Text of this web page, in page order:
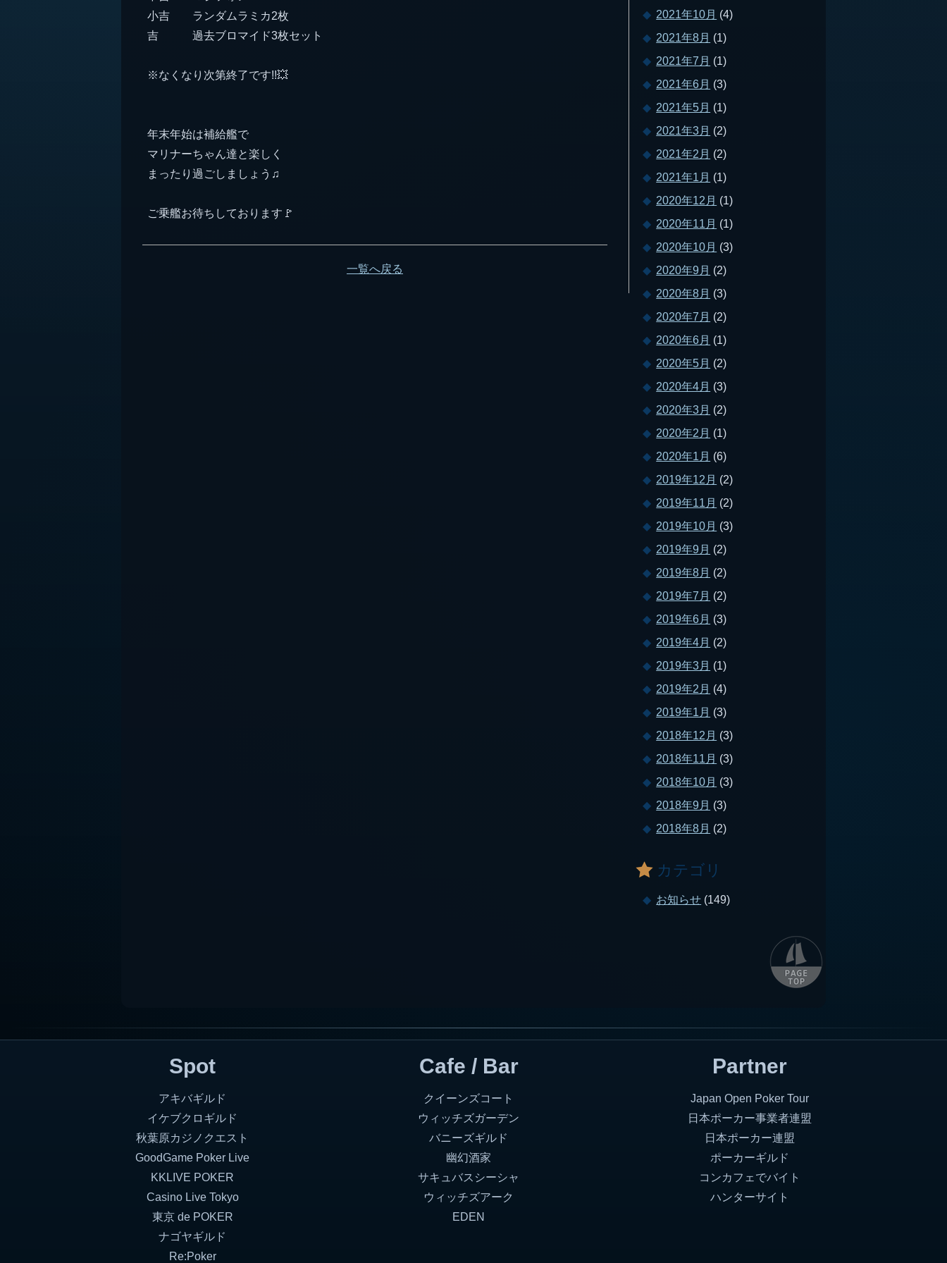
小吉 ランダムラミカ2枚
吉 過去ブロマイド3枚セット
※なくなり次第終了です!!💥
年末年始は補給艦で
マリナーちゃん達と楽しく
まったり過ごしましょう♫
ご乗艦お待ちしております🚩
一覧へ戻る
2021年10月 (4)
2021年8月 (1)
2021年7月 (1)
2021年6月 (3)
2021年5月 (1)
2021年3月 (2)
2021年2月 (2)
2021年1月 (1)
2020年12月 (1)
2020年11月 (1)
2020年10月 (3)
2020年9月 (2)
2020年8月 (3)
2020年7月 (2)
2020年6月 (1)
2020年5月 (2)
2020年4月 (3)
2020年3月 (2)
2020年2月 (1)
2020年1月 (6)
2019年12月 (2)
2019年11月 (2)
2019年10月 (3)
2019年9月 (2)
2019年8月 (2)
2019年7月 (2)
2019年6月 (3)
2019年4月 (2)
2019年3月 (1)
2019年2月 (4)
2019年1月 (3)
2018年12月 (3)
2018年11月 (3)
2018年10月 (3)
2018年9月 (3)
2018年8月 (2)
カテゴリ
お知らせ (149)
Spot
アキバギルド
イケブクロギルド
秋葉原カジノクエスト
GoodGame Poker Live
KKLIVE POKER
Casino Live Tokyo
東京 de POKER
ナゴヤギルド
Re:Poker
Cafe / Bar
クイーンズコート
ウィッチズガーデン
バニーズギルド
幽幻酒家
サキュバスシーシャ
ウィッチズアーク
EDEN
Partner
Japan Open Poker Tour
日本ポーカー事業者連盟
日本ポーカー連盟
ポーカーギルド
コンカフェでバイト
ハンターサイト